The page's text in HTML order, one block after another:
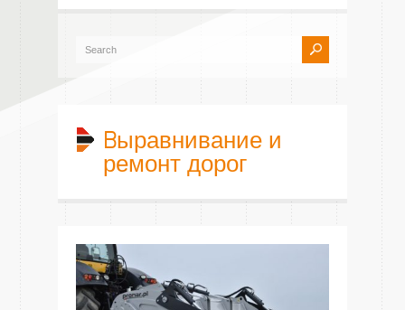
Bыравнивание и
ремонт дорог